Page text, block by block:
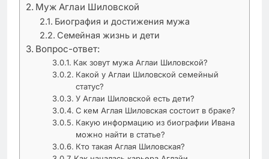
Муж Аглаи Шиловской
Биография и достижения мужа
Семейная жизнь и дети
Вопрос-ответ:
Как зовут мужа Аглаи Шиловской?
Какой у Аглаи Шиловской семейный
статус?
У Аглаи Шиловской есть дети?
С кем Аглая Шиловская состоит в браке?
Какую информацию из биографии Ивана
можно найти в статье?
Кто такая Аглая Шиловская?